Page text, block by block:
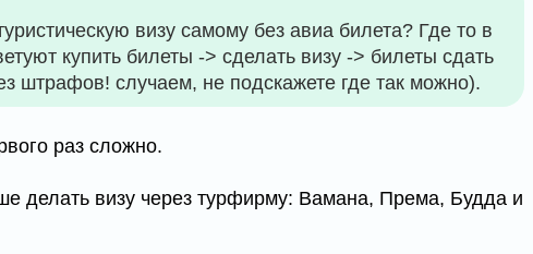
визу самому без авиа билета? Где то в
купить билеты -> сделать визу -> билеты сдать
штрафов! случаем, не подскажете где так можно).
раз сложно.
делать визу через турфирму: Вамана, Према, Будда и